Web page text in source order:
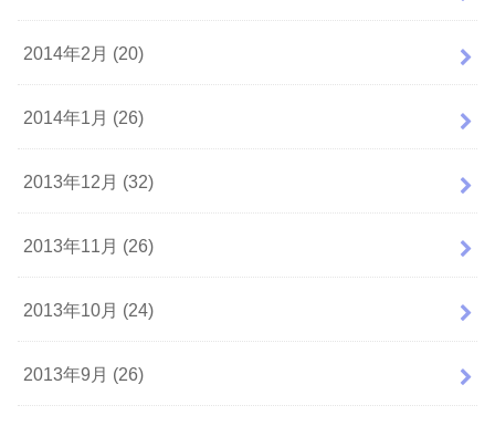
2014年2月 (20)
2014年1月 (26)
2013年12月 (32)
2013年11月 (26)
2013年10月 (24)
2013年9月 (26)